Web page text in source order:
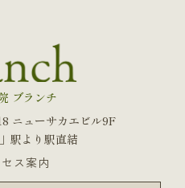
ブランチ
ニューサカエビル9F
駅より駅直結
ス案内